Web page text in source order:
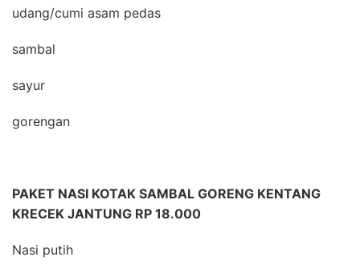
udang/cumi asam pedas
sambal
sayur
gorengan
PAKET NASI KOTAK SAMBAL GORENG KENTANG
KRECEK JANTUNG RP 18.000
Nasi putih